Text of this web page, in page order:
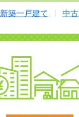
新築一戸建て 中